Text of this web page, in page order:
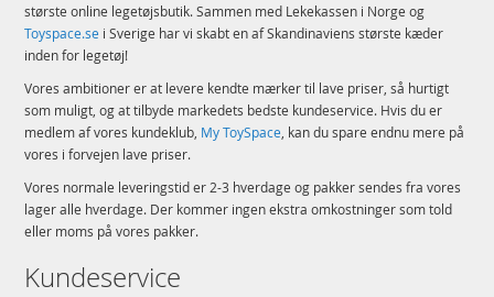
største online legetøjsbutik. Sammen med Lekekassen i Norge og
Toyspace.se i Sverige har vi skabt en af Skandinaviens største kæder
inden for legetøj!
Vores ambitioner er at levere kendte mærker til lave priser, så hurtigt
som muligt, og at tilbyde markedets bedste kundeservice. Hvis du er
medlem af vores kundeklub, My ToySpace, kan du spare endnu mere på
vores i forvejen lave priser.
Vores normale leveringstid er 2-3 hverdage og pakker sendes fra vores
lager alle hverdage. Der kommer ingen ekstra omkostninger som told
eller moms på vores pakker.
Kundeservice